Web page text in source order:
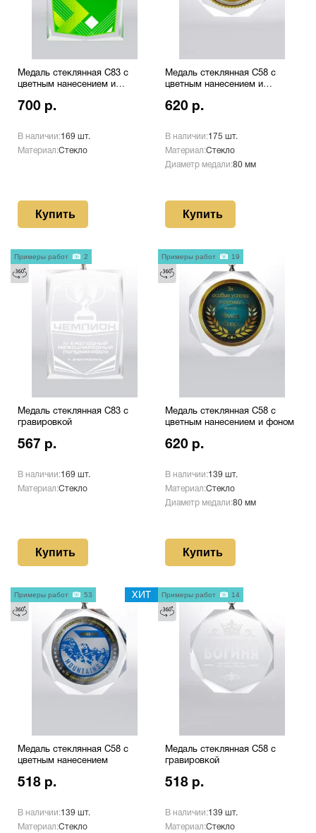
Медаль стеклянная C83 с
цветным нанесением и
700 р.
В наличии:169 шт.
Материал:Стекло
Купить
Медаль стеклянная C58 с
цветным нанесением и
620 р.
В наличии:175 шт.
Материал:Стекло
Диаметр медали:80 мм
Купить
Медаль стеклянная C83 с
гравировкой
567 р.
В наличии:169 шт.
Материал:Стекло
Купить
Примеры работ 2
Медаль стеклянная C58 с
цветным нанесением и фоном
620 р.
В наличии:139 шт.
Материал:Стекло
Диаметр медали:80 мм
Купить
Примеры работ 19
Медаль стеклянная C58 с
цветным нанесением
518 р.
В наличии:139 шт.
Материал:Стекло
ХИТ
Примеры работ 53
Медаль стеклянная C58 с
гравировкой
518 р.
В наличии:139 шт.
Материал:Стекло
Примеры работ 14